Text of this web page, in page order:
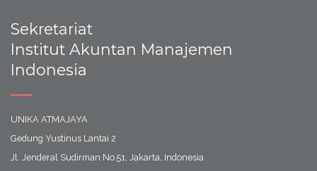
Sekretariat
Institut Akuntan Manajemen
Indonesia
UNIKA ATMAJAYA
Gedung Yustinus Lantai 2
Jl. Jenderal Sudirman No.51, Jakarta, Indonesia